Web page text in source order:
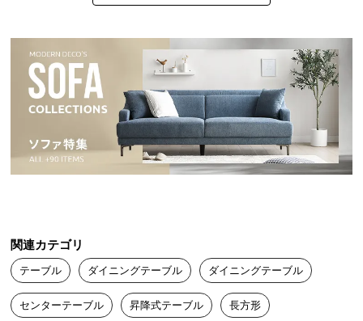
小
型
商
の
配
送
て
開
梱
台にしたりしても安心して使える耐久性です。
厚み 約2.5cm
Maison 2025/02/01
昇降式って便利ですね。ソファのお供にも椅子のお供にもでき
る。しかもお手頃価格だし。これは良い買い物でした。
ナチュラル系のお部屋にぴったりなデザイン！
届いたときの質感がしっかりしてて正直このお値段に見えませ
天板が広めなのでリモコンやお茶セットも余裕で置けるのがあり
関連カテゴリ
テーブル ダイニングテーブル ダイニングテーブル
センターテーブル 昇降式テーブル 長方形